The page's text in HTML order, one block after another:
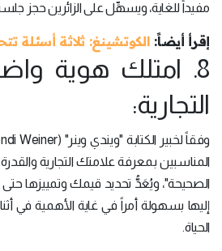
مفيداً للغاية، ويسهِّل على الزائرين حجز
إقرأ أيضاً: الكوتشينغ: ثلاثة أسئلة
8. امتلك هوية
التجارية:
المناسبين بمعرفة علامتك التجارية
الصحيحة"، ويُعَدُّ تحديد قيمك وتمييزها
إليها بسهولة أمراً في غاية الأهمية في
الحياة.